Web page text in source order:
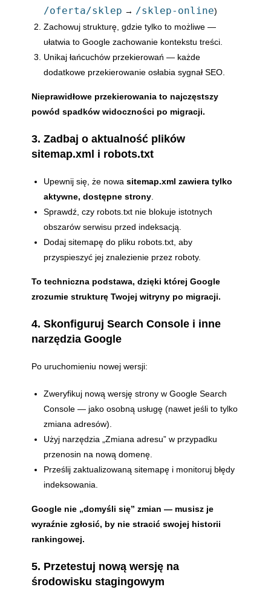
/oferta/sklep → /sklep-online)
Zachowuj strukturę, gdzie tylko to możliwe —
ułatwia to Google zachowanie kontekstu treści.
Unikaj łańcuchów przekierowań — każde
dodatkowe przekierowanie osłabia sygnał SEO.
Nieprawidłowe przekierowania to najczęstszy
powód spadków widoczności po migracji.
3. Zadbaj o aktualność plików
sitemap.xml i robots.txt
Upewnij się, że nowasitemap.xml zawiera tylko
aktywne, dostępne strony
Sprawdź, czy robots.txt nie blokuje istotnych
obszarów serwisu przed indeksacją.
Dodaj sitemapę do pliku robots.txt, aby
przyspieszyć jej znalezienie przez roboty.
To techniczna podstawa, dzięki której Google
zrozumie strukturę Twojej witryny po migracji.
4. Skonfiguruj Search Console i inne
narzędzia Google
Po uruchomieniu nowej wersji:
Zweryfikuj nową wersję strony w Google Search
Console — jako osobną usługę (nawet jeśli to tylko
zmiana adresów).
Użyj narzędzia „Zmiana adresu” w przypadku
przenosin na nową domenę.
Prześlij zaktualizowaną sitemapę i monitoruj błędy
indeksowania.
Google nie „domyśli się” zmian — musisz je
wyraźnie zgłosić, by nie stracić swojej historii
rankingowej.
5. Przetestuj nową wersję na
środowisku stagingowym